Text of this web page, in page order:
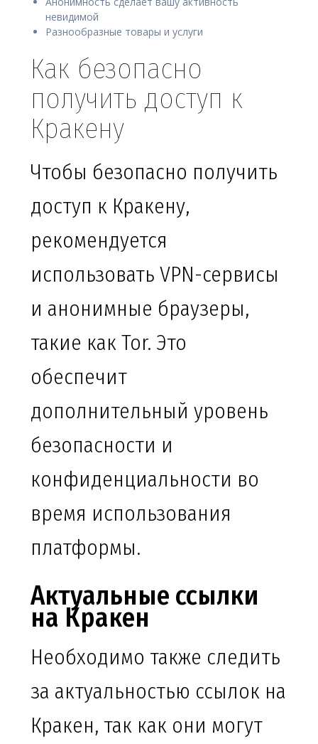
невидимой
Разнообразные товары и услуги
Как безопасно
получить доступ к
Кракену
Чтобы безопасно получить
доступ к Кракену,
рекомендуется
использовать VPN-сервисы
и анонимные браузеры,
такие как Tor. Это
обеспечит
дополнительный уровень
безопасности и
конфиденциальности во
время использования
платформы.
Актуальные ссылки
на Кракен
Необходимо также следить
за актуальностью ссылок на
Кракен, так как они могут